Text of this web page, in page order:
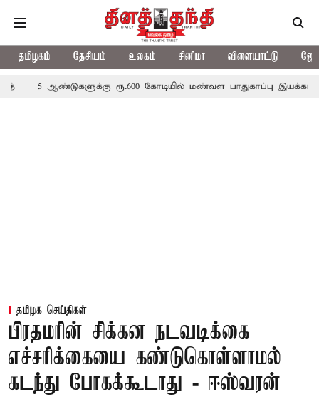
தமிழகம் தேசியம் உலகம் சினிமா விளையாட்டு
ரூ.600 கோடியில் மண்வள பாதுகாப்பு இயக்கம்
தமிழக செய்திகள்
பிரதமரின் சிக்கன நடவடிக்கை
எச்சரிக்கையை கண்டுகொள்ளாமல்
கடந்து போகக்கூடாது - ஈஸ்வரன்